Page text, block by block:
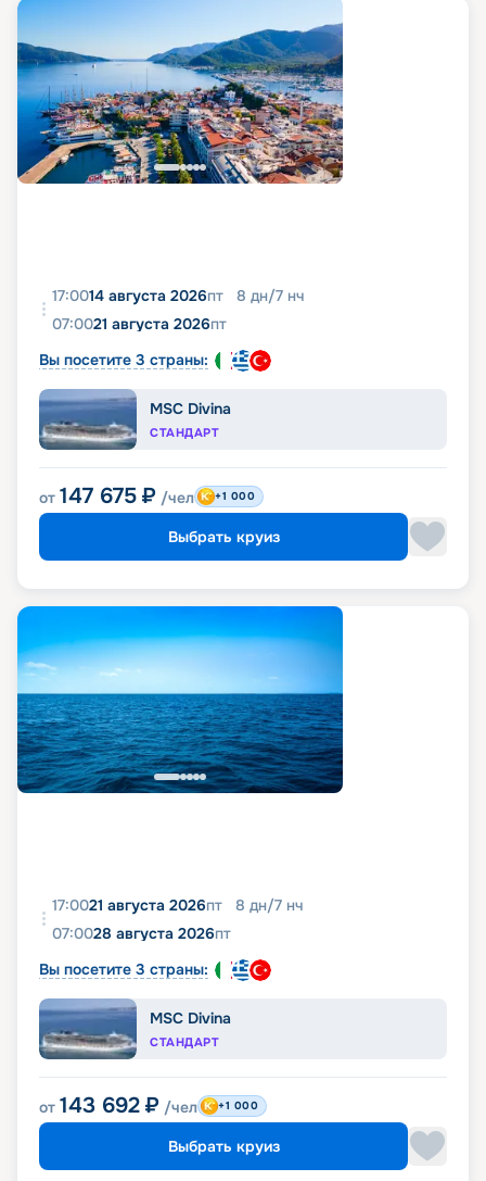
17:0014 августа 2026пт 8 дн/7 нч
07:0021 августа 2026пт
Вы посетите 3 страны:
MSC Divina
СТАНДАРТ
от 147 675 ₽ /чел +1 000
Выбрать круиз
17:0021 августа 2026пт 8 дн/7 нч
07:0028 августа 2026пт
Вы посетите 3 страны:
MSC Divina
СТАНДАРТ
от 143 692 ₽ /чел +1 000
Выбрать круиз